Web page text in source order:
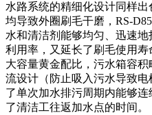
水路系统的精细化设计同样
均导致外圈刷毛干磨，RS-
水和清洁剂能够均匀、迅速
利用率，又延长了刷毛使用
大容量黄金配比，污水箱容
流设计（防止吸入污水导致
了单次加水排污周期内能够
了清洁工往返加水点的时间。